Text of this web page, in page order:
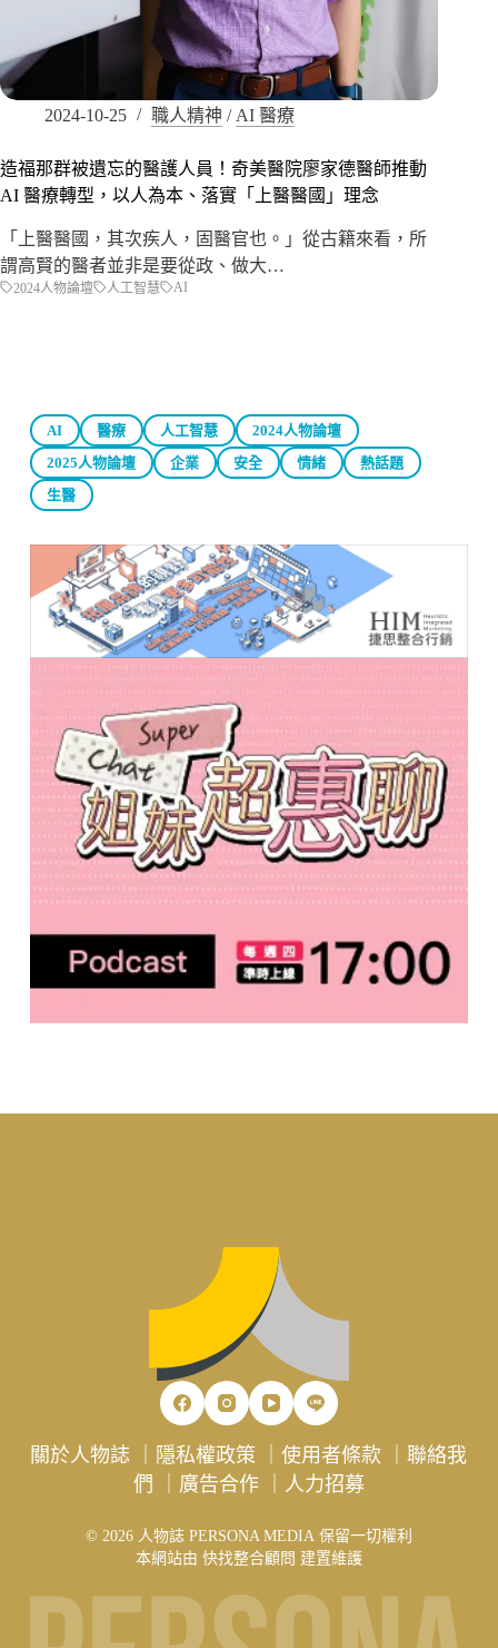
2024-10-25 職人精神 /AI 醫療
造福那群被遺忘的醫護人員！奇美醫院廖家德醫師推動
AI 醫療轉型，以人為本、落實「上醫醫國」理念
「上醫醫國，其次疾人，固醫官也。」從古籍來看，所
謂高賢的醫者並非是要從政、做大…
2024人物論壇 人工智慧 AI
AI 醫療 人工智慧
2024人物論壇
2025人物論壇
企業 安全 情緒
熱話題
生醫
關於人物誌 隱私權政策 ｜使用者條款 ｜聯絡我
們
廣告合作｜ 人力招募
© 2026 人物誌 PERSONA MEDIA 保留一切權利
本網站由 快找整合顧問 建置維護